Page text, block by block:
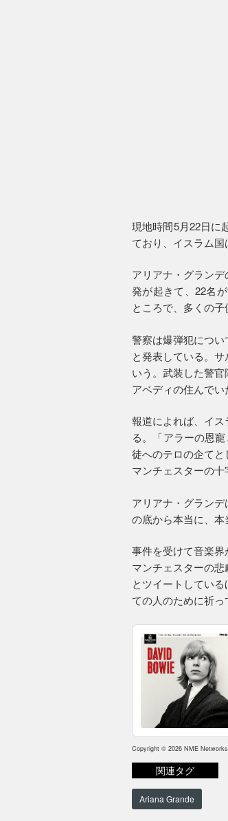
現地時間5月22日に
ており、イスラム国
アリアナ・グラン
発が起きて、22名
ところで、多くの子
警察は爆弾犯につ
と発表している。
いう。武装した警
アベディの住んでい
報道によれば、イ
る。「アラーの恩
徒へのテロの企て
マンチェスターの十
アリアナ・グラン
の底から本当に、本
事件を受けて音楽
マンチェスターの
とツイートしてい
ての人のために祈っ
Copyright © 2026 NME
関連タグ
Ariana Grande